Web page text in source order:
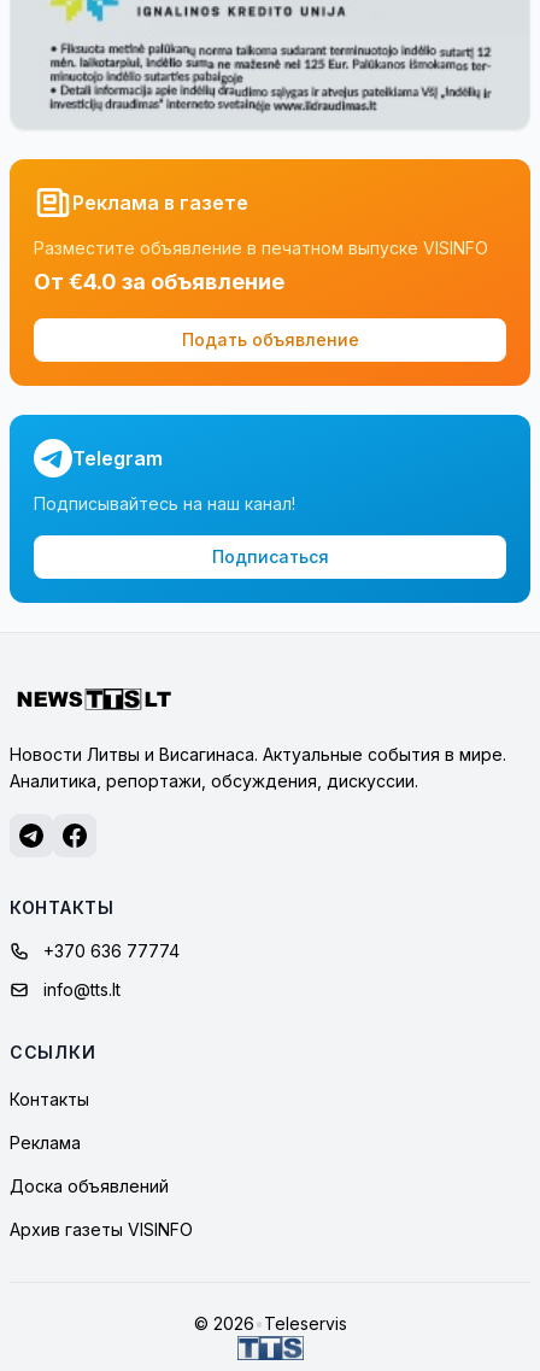
Реклама в газете
Разместите объявление в печатном выпуске VISINFO
От €4.0 за объявление
Подать объявление
Telegram
Подписывайтесь на наш канал!
Подписаться
Новости Литвы и Висагинаса. Актуальные события в мире.
Аналитика, репортажи, обсуждения, дискуссии.
КОНТАКТЫ
+370 636 77774
info@tts.lt
ССЫЛКИ
Контакты
Реклама
Доска объявлений
Архив газеты VISINFO
© 2026•Teleservis